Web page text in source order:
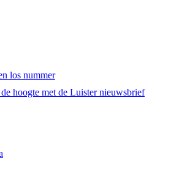
los nummer
hoogte met de Luister nieuwsbrief